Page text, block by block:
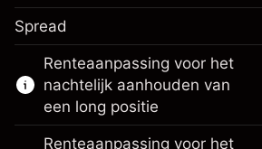
De handel in CFD's is
markt.
Meer informatie over:
CFD's
Spread
Renteaanpassing voor het
nachtelijk aanhouden van
een long positie
Renteaanpassing voor het